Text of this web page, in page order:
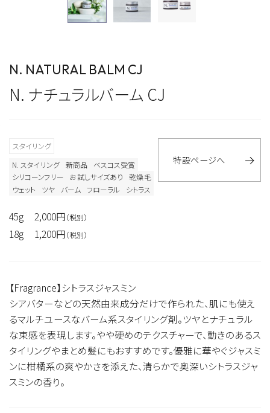
N. NATURAL BALM CJ
N. ナチュラルバーム CJ
スタイリング
N. スタイリング 新商品
ベスコス受賞
シリコーンフリー
お試しサイズあり
乾燥毛
ウェット
ツヤ バーム フローラル シトラス
45g 2,000円（税別）
18g 1,200円（税別）
特設ページへ
【Fragrance】シトラスジャスミン
シアバターなどの天然由来成分だけで作られた、肌にも使え
るマルチユースなバーム系スタイリング剤。ツヤとナチュラル
な束感を表現します。やや硬めのテクスチャーで、動きのあるス
タイリングやまとめ髪にもおすすめです。優雅に華やぐジャスミ
ンに柑橘系の爽やかさを添えた、清らかで奥深いシトラスジャ
スミンの香り。